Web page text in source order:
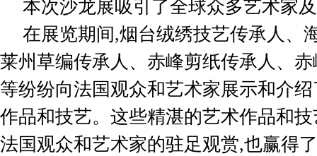
本次沙龙展吸引了全球众多艺术家
在展览期间,烟台绒绣技艺传承人、
莱州草编传承人、赤峰剪纸传承人、
等纷纷向法国观众和艺术家展示和介
作品和技艺。这些精湛的艺术作品和
法国观众和艺术家的驻足观赏,也赢得